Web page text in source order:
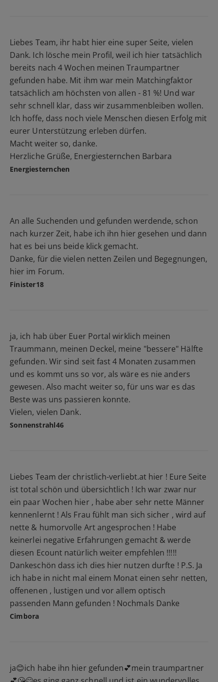
Liebes Team, ihr habt hier eine super Seite, vielen
Dank. Ich lösche mein Profil, weil ich hier tatsächlich
bereits nach 4 Wochen meinen Traumpartner
gefunden habe. Mit ihm war mein Matchingfaktor
tatsächlich am höchsten von allen - 81 %! Und war
sehr schnell klar, dass wir zusammenbleiben wollen.
Ich hoffe, dass noch viele Menschen diesen Erfolg mit
eurer Unterstützung erleben dürfen.
Macht weiter so, danke.
Herzliche Grüße, Energiesternchen Barbara
Energiesternchen
An alle Suchenden und gefunden werdende, schon
nach kurzer Zeit, habe ich ihn hier gesehen und dann
hat es bei uns beide klick gemacht.
Danke, für die vielen netten Zeilen und Begegnungen,
hier im Forum.
Finister18
ja, ich hab über Euer Portal wirklich meinen
Traummann, meinen Deckel, meine "bessere" Hälfte
gefunden. Wir sind seit fast 4 Monaten zusammen
und es kommt uns so vor, als wäre es nie anders
gewesen. Also macht weiter so, für uns war es das
Beste was uns passieren konnte.
Vielen, vielen Dank.
Sonnenstrahl46
Liebes Team der christlich-verliebt.at hier ! Eure Seite
ist total schön und übersichtlich ! Ich war zwar nur
ein paar Wochen hier , habe aber sehr nette Männer
kennenlernt ! Als Frau fühlt man sich sicher , wird auf
nette & humorvolle Art angesprochen ! Habe
keinerlei negative Erfahrungen gemacht & werde
diesen Ecount natürlich weiter empfehlen !!!!!
Dankeschön dass ich dies hier nutzen durfte ! P.S. Ja
ich habe in nicht mal einem Monat einen sehr netten,
offenenen , lustigen und vor allem optisch
passenden Mann gefunden ! Nochmals Danke
Cimbora
ja😊ich habe ihn hier gefunden💕mein traumpartner